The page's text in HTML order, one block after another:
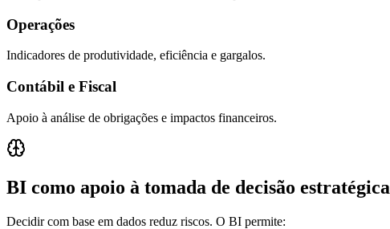
Operações
Indicadores de produtividade, eficiência e gargalos.
Contábil e Fiscal
Apoio à análise de obrigações e impactos financeiros.
BI como apoio à tomada de decisão estratégica
Decidir com base em dados reduz riscos. O BI permite: